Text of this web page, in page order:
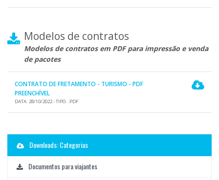
Modelos de contratos
Modelos de contratos em PDF para impressão e venda
de pacotes
CONTRATO DE FRETAMENTO - TURISMO - PDF
PREENCHÍVEL
DATA: 28/10/2022 - TIPO: .PDF
Downloads: Categorias
Documentos para viajantes